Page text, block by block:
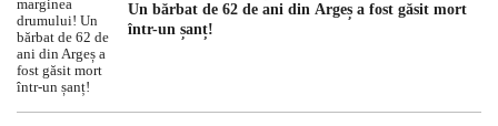
Un bărbat de 62 de ani din Argeș a fost găsit mort
într-un șanț!